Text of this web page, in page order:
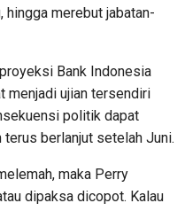
hingga merebut jabatan-
Bank Indonesia
menjadi ujian tersendiri
politik dapat
terus berlanjut setelah Juni.
maka Perry
dipaksa dicopot. Kalau